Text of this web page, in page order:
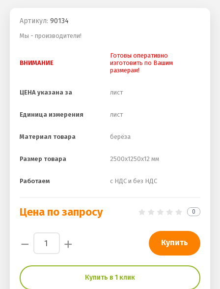
Артикул: 90134
Мы - производители!
ВНИМАНИЕ
Готовы оперативно
изготовить по Вашим
размерам!
ЦЕНА указана за лист
Единица измерения лист
Материал товара берёза
Размер товара 2500х1250х12 мм
Работаем с НДС и без НДС
Цена по запросу 0
− + Купить
Купить в 1 клик